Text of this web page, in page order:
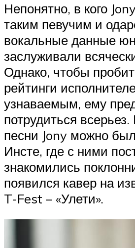
Непонятно, в кого
таким певучим и
вокальные данные
заслуживали
Однако, чтобы
рейтинги
узнаваемым, ему
потрудиться
песни Jony можно
Инсте, где с ними
знакомились
появился кавер на
T-Fest – «Улети».